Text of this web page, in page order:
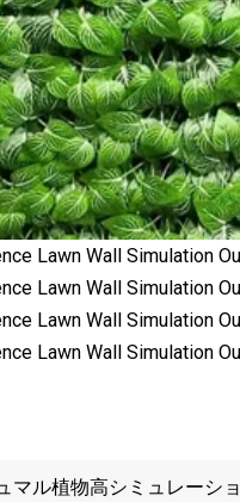
マル植物高シミュレーシ